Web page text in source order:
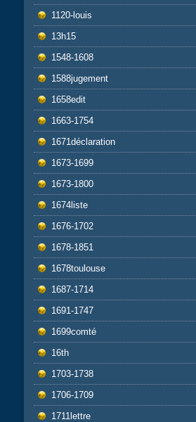
1120-louis
13h15
1548-1608
1588jugement
1658edit
1663-1754
1671déclaration
1673-1699
1673-1800
1674liste
1676-1702
1678-1851
1678toulouse
1687-1714
1691-1747
1699comté
16th
1703-1738
1706-1709
1711lettre